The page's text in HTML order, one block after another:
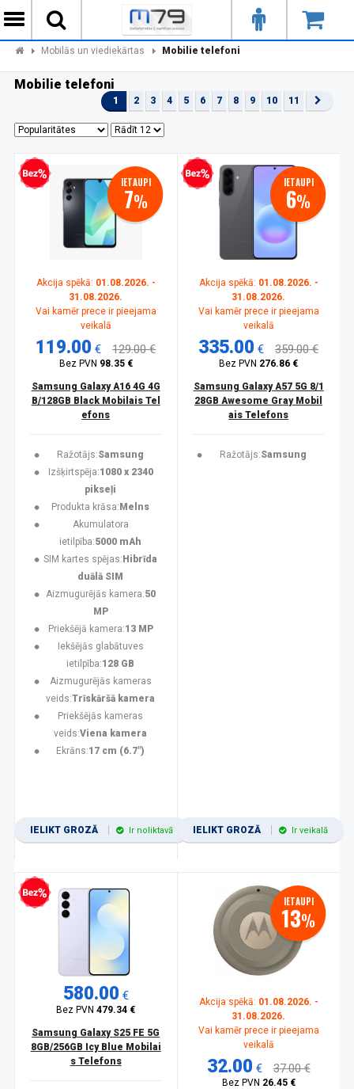
Mobilās un viediekārtas Mobilie telefoni
Mobilie telefoni
1 2 3 4 5 6 7 8 9 10 11
kredīts IETAUPI
7%
Akcija spēkā: 01.08.2026. -
31.08.2026.
Vai kamēr prece ir pieejama
veikalā
119.00 € 129.00 €
Bez PVN 98.35 €
Samsung Galaxy A16 4G 4G
B/128GB Black Mobilais Tel
efons
Ražotājs:Samsung
Izšķirtspēja:1080 x 2340
pikseļi
Produkta krāsa: Melns
Akumulatora
ietilpība:5000 mAh
SIM kartes spējas: Hibrīda
duālā SIM
Aizmugurējās kamera:50
MP
Priekšējā kamera:13 MP
Iekšējās glabātuves
ietilpība:128 GB
Aizmugurējās kameras
veids:Trīskāršā kamera
Priekšējās kameras
veids:Viena kamera
Ekrāns:17 cm (6.7")
IELIKT GROZĀ Ir noliktavā
Bezprocentu kredīts IETAUPI
6%
Akcija spēkā: 01.08.2026. -
31.08.2026.
Vai kamēr prece ir pieejama
veikalā
335.00 € 359.00 €
Bez PVN 276.86 €
Samsung Galaxy A57 5G 8/1
28GB Awesome Gray Mobil
ais Telefons
Ražotājs:Samsung
IELIKT GROZĀ Ir veikalā
kredīts
580.00 €
Bez PVN479.34 €
Samsung Galaxy S25 FE 5G
8GB/256GB Icy Blue Mobilai
s Telefons
IETAUPI
13%
Akcija spēkā: 01.08.2026. -
31.08.2026.
Vai kamēr prece ir pieejama
veikalā
32.00 € 37.00 €
Bez PVN 26.45 €